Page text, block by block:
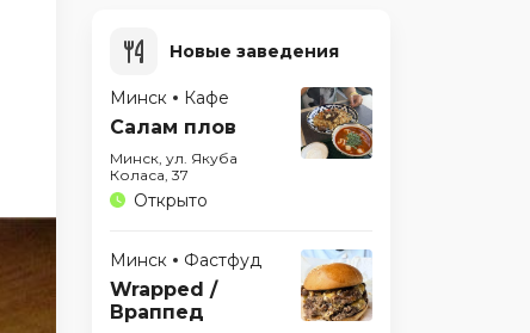
Новые заведения
Минск Кафе
Салам плов
Минск, ул. Якуба
Коласа, 37
Открыто
Минск Фастфуд
Wrapped /
Враппед